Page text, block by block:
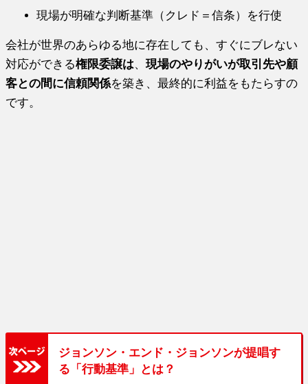
現場が明確な判断基準（クレド＝信条）を行使
会社が世界のあらゆる地に存在しても、すぐにブレない
対応ができる権限委譲は、現場のやりがいが取引先や顧
客との間に信頼関係を築き、最終的に利益をもたらすの
です。
ジョンソン・エンド・ジョンソンが提唱す
る「行動基準」とは？